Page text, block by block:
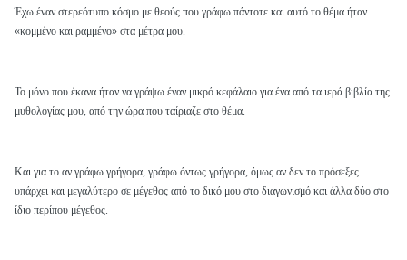
Έχω έναν στερεότυπο κόσμο με θεούς που γράφω πάντοτε και αυτό το θέμα ήταν
«κομμένο και ραμμένο» στα μέτρα μου.
Το μόνο που έκανα ήταν να γράψω έναν μικρό κεφάλαιο για ένα από τα ιερά βιβλία της
μυθολογίας μου, από την ώρα που ταίριαζε στο θέμα.
Και για το αν γράφω γρήγορα, γράφω όντως γρήγορα, όμως αν δεν το πρόσεξες
υπάρχει και μεγαλύτερο σε μέγεθος από το δικό μου στο διαγωνισμό και άλλα δύο στο
ίδιο περίπου μέγεθος.